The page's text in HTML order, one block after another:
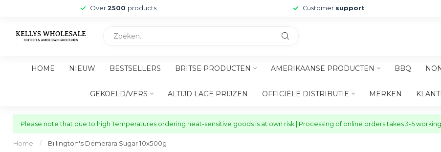
Over 2500 products Customer support
HOME NIEUW BESTSELLERS BRITSE PRODUCTEN AMERIKAANSE PRODUCTEN BBQ
GEKOELD/VERS ALTIJD LAGE PRIJZEN OFFICIËLE DISTRIBUTIE MERKEN
Please note that due to high Temperatures ordering heat-sensitive goods is at own risk | Processing of online orders takes 3-5
Home / Billington's Demerara Sugar 10x500g